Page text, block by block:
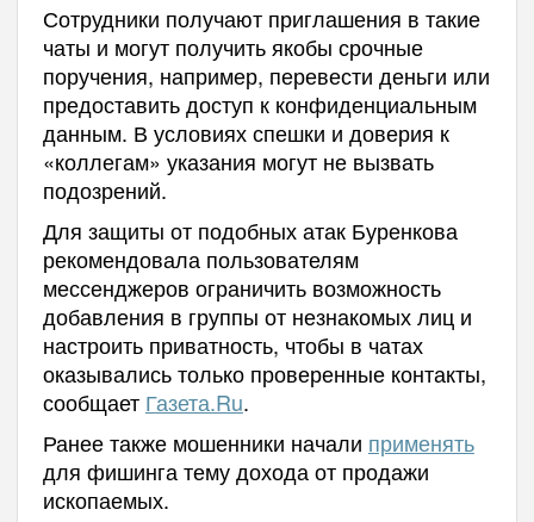
Сотрудники получают приглашения в такие
чаты и могут получить якобы срочные
поручения, например, перевести деньги или
предоставить доступ к конфиденциальным
данным. В условиях спешки и доверия к
«коллегам» указания могут не вызвать
подозрений.
Для защиты от подобных атак Буренкова
рекомендовала пользователям
мессенджеров ограничить возможность
добавления в группы от незнакомых лиц и
настроить приватность, чтобы в чатах
оказывались только проверенные контакты,
сообщает Газета.Ru.
Ранее также мошенники начали применять
для фишинга тему дохода от продажи
ископаемых.